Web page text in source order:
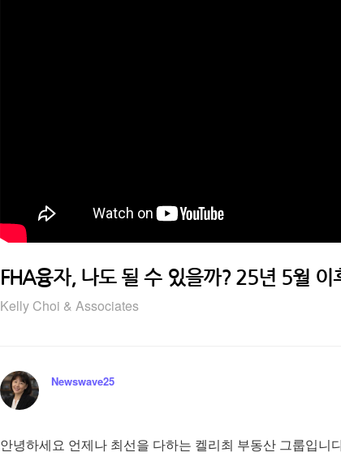
FHA융자, 나도 될 수 있을까? 25년 5월 이
Kelly Choi & Associates
Newswave25
안녕하세요 언제나 최선을 다하는 켈리최 부동산 그룹입니